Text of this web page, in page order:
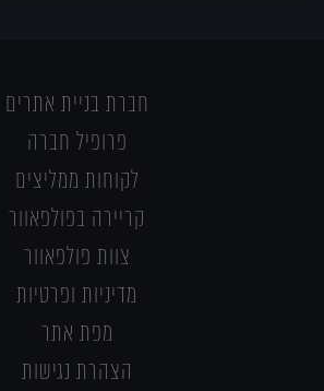
חברת בניית אתרים
פרופיל חברה
לקוחות ממליצים
קריירה בפולפאוור
צוות פולפאוור
מדיניות ופרטיות
מפת אתר
הצהרת נגישות